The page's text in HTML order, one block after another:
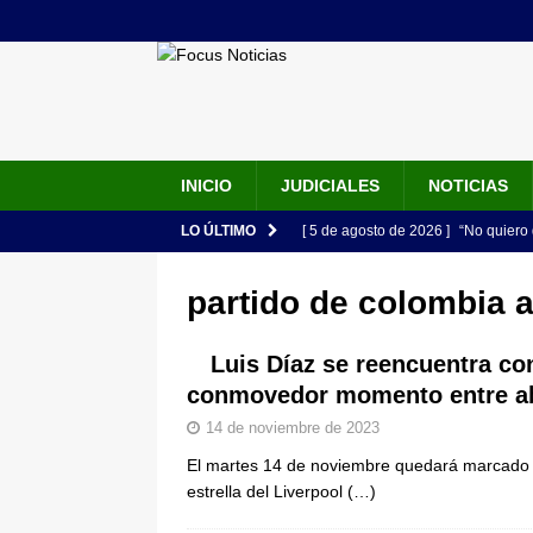
INICIO JUDICIALES NOTICIAS
LO ÚLTIMO [ 5 de agosto de 2026 ] “No
[ 5 de agosto de 2026 ] Audiencia
de su esposa y su bebé
[ 5 de agosto de 2026 ] Con este
apartan del juicio contra Jorge
[ 5 de agosto de 2026 ] Fiscalía
partido de colombia
Luis Díaz se reencuentra
conmovedor momento entre
14 de noviembre de 2023
El martes 14 de noviembre quedará
estrella del Liverpool (…)